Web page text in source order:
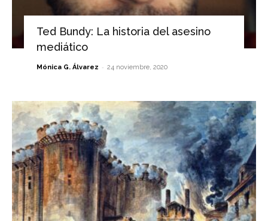
Ted Bundy: La historia del asesino
mediático
Mónica G. Álvarez - 24 noviembre, 2020